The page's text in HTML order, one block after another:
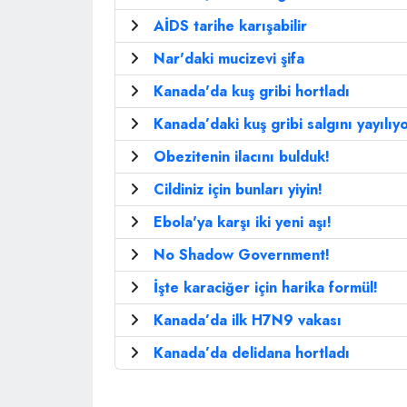
AİDS tarihe karışabilir
Nar'daki mucizevi şifa
Kanada'da kuş gribi hortladı
Kanada’daki kuş gribi salgını
Obezitenin ilacını bulduk!
Cildiniz için bunları yiyin!
Ebola'ya karşı iki yeni aşı!
No Shadow Government!
İşte karaciğer için harika formül!
Kanada’da ilk H7N9 vakası
Kanada’da delidana hortladı